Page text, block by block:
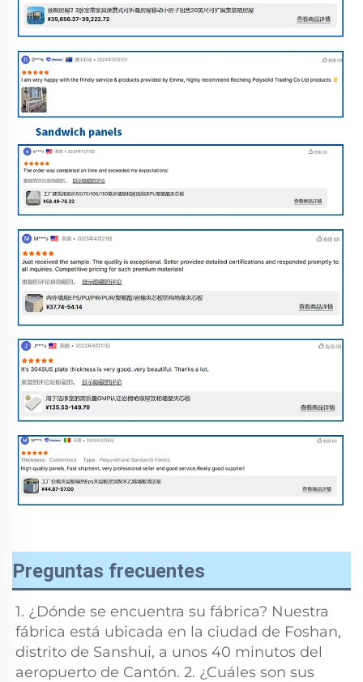
Preguntas frecuentes
1. ¿Dónde se encuentra su fábrica? Nuestra
fábrica está ubicada en la ciudad de Foshan,
distrito de Sanshui, a unos 40 minutos del
aeropuerto de Cantón. 2. ¿Cuáles son sus